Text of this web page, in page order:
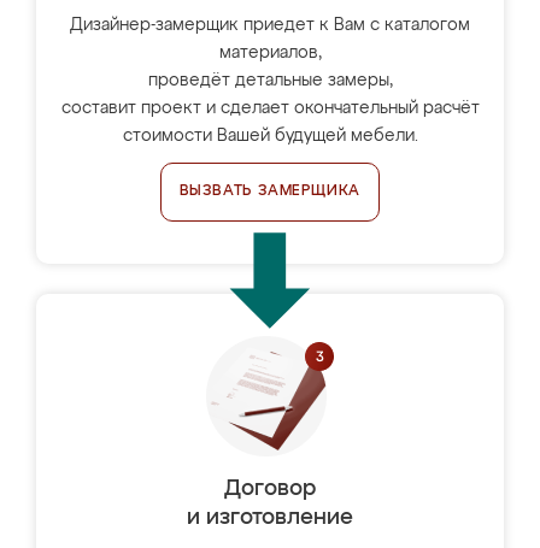
Дизайнер-замерщик приедет к Вам с каталогом
материалов,
проведёт детальные замеры,
составит проект и сделает окончательный расчёт
стоимости Вашей будущей мебели.
ВЫЗВАТЬ ЗАМЕРЩИКА
Договор
и изготовление